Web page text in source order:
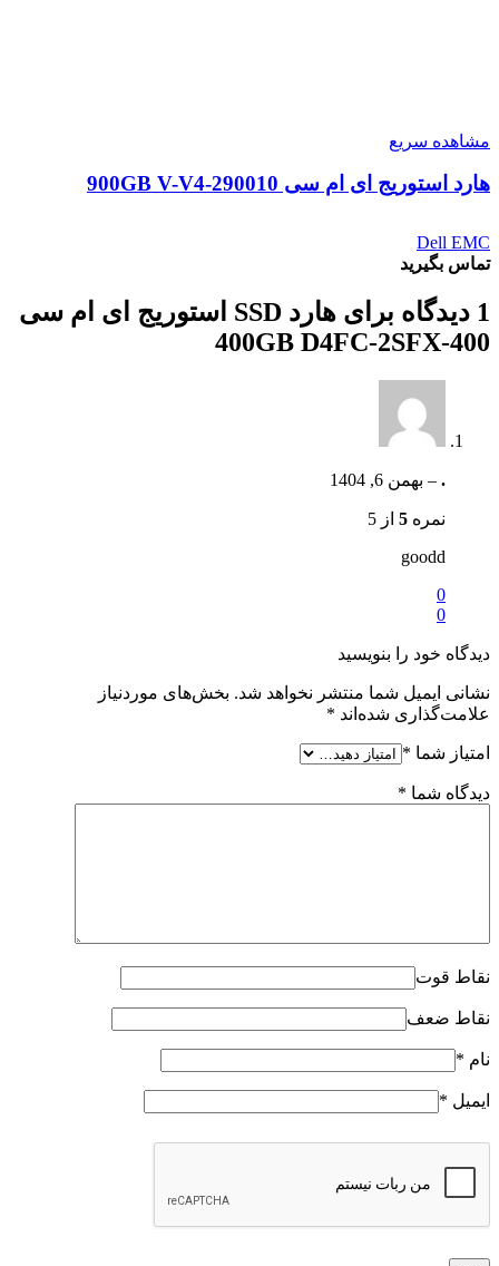
مشاهده سریع
هارد استوریج ای ام سی 900GB V-V4-290010
Dell EMC
تماس بگیرید
1 دیدگاه برای
هارد SSD استوریج ای ام سی
400GB D4FC-2SFX-400
.
– بهمن 6, 1404
نمره 5 از 5
goodd
0
0
دیدگاه خود را بنویسید
نشانی ایمیل شما منتشر نخواهد شد. بخش‌های موردنیاز
علامت‌گذاری شده‌اند *
امتیاز شما *
دیدگاه شما *
نقاط قوت
نقاط ضعف
نام *
ایمیل *